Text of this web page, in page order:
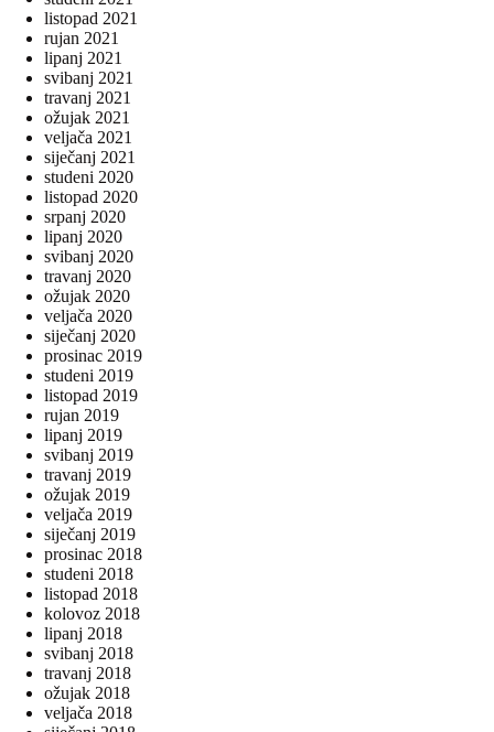
listopad 2021
rujan 2021
lipanj 2021
svibanj 2021
travanj 2021
ožujak 2021
veljača 2021
siječanj 2021
studeni 2020
listopad 2020
srpanj 2020
lipanj 2020
svibanj 2020
travanj 2020
ožujak 2020
veljača 2020
siječanj 2020
prosinac 2019
studeni 2019
listopad 2019
rujan 2019
lipanj 2019
svibanj 2019
travanj 2019
ožujak 2019
veljača 2019
siječanj 2019
prosinac 2018
studeni 2018
listopad 2018
kolovoz 2018
lipanj 2018
svibanj 2018
travanj 2018
ožujak 2018
veljača 2018